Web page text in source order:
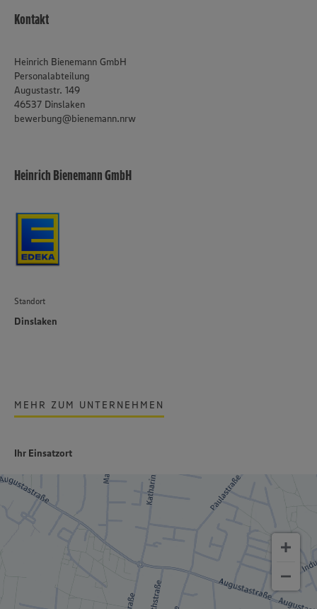
Kontakt
Heinrich Bienemann GmbH
Personalabteilung
Augustastr. 149
46537 Dinslaken
bewerbung@bienemann.nrw
Heinrich Bienemann GmbH
Standort
Dinslaken
MEHR ZUM UNTERNEHMEN
Ihr Einsatzort